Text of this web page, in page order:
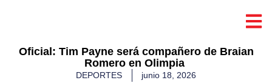
​Oficial: Tim Payne será compañero de Braian
Romero en Olimpia
DEPORTES junio 18, 2026